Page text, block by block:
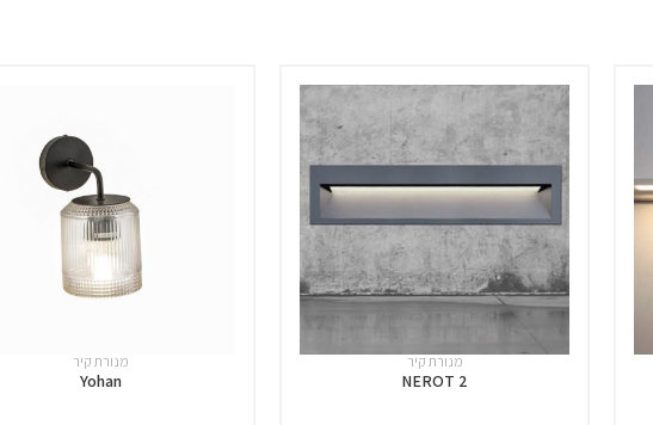
מנורת קיר
NEROT 2
מנורת קיר
Yohan